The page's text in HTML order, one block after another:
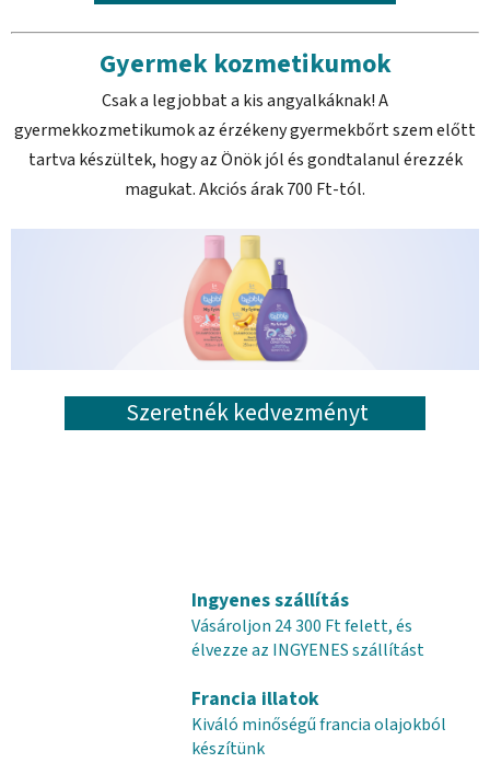
Gyermek kozmetikumok
Csak a legjobbat a kis angyalkáknak! A
gyermekkozmetikumok az érzékeny gyermekbőrt szem előtt
tartva készültek, hogy az Önök jól és gondtalanul érezzék
magukat. Akciós árak 700 Ft-tól.
Szeretnék kedvezményt
Ingyenes szállítás
Vásároljon 24 300 Ft felett, és
élvezze az INGYENES szállítást
Francia illatok
Kiváló minőségű francia olajokból
készítünk